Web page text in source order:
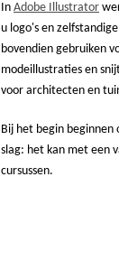
In Adobe Illustrator
u logo's en
bovendien gebruiken
modeillustraties en
voor architecten en
Bij het begin beginnen
slag: het kan met een
cursussen.